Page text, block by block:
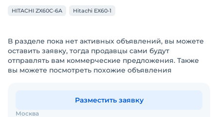
HITACHI ZX60C-6A Hitachi EX60-1
В разделе пока нет активных объявлений, вы можете
оставить заявку, тогда продавцы сами будут
отправлять вам коммерческие предложения. Также
вы можете посмотреть похожие объявления
Москва
Разместить заявку